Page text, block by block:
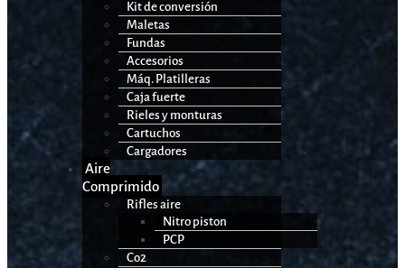
Kit de conversión
Maletas
Fundas
Accesorios
Máq. Platilleras
Caja fuerte
Rieles y monturas
Cartuchos
Cargadores
Aire
Comprimido
Rifles aire
Nitro piston
PCP
Co2